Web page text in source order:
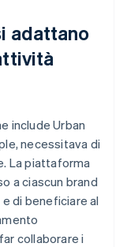
adattano
include Urban
necessitava di
La piattaforma
a ciascun brand
di beneficiare al
collaborare i